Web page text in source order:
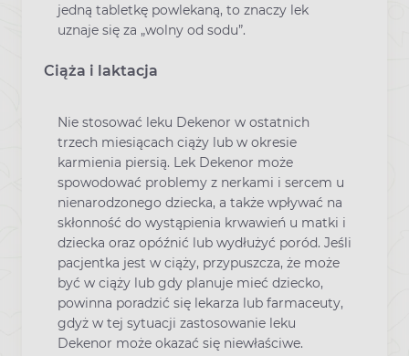
jedną tabletkę powlekaną, to znaczy lek
uznaje się za „wolny od sodu”.
Ciąża i laktacja
Nie stosować leku Dekenor w ostatnich
trzech miesiącach ciąży lub w okresie
karmienia piersią. Lek Dekenor może
spowodować problemy z nerkami i sercem u
nienarodzonego dziecka, a także wpływać na
skłonność do wystąpienia krwawień u matki i
dziecka oraz opóźnić lub wydłużyć poród. Jeśli
pacjentka jest w ciąży, przypuszcza, że może
być w ciąży lub gdy planuje mieć dziecko,
powinna poradzić się lekarza lub farmaceuty,
gdyż w tej sytuacji zastosowanie leku
Dekenor może okazać się niewłaściwe.